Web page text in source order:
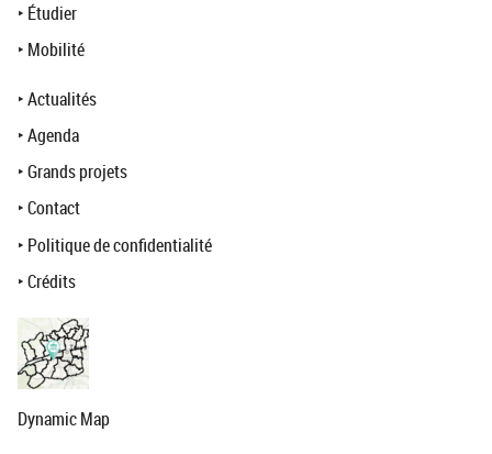
‣ Étudier
‣ Mobilité
‣Actualités
‣Agenda
‣Grands projets
‣Contact
‣ Politique de confidentialité
‣Crédits
Dynamic Map